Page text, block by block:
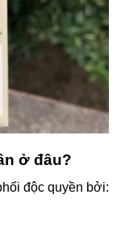
ở đâu?
độc quyền bởi: